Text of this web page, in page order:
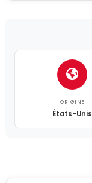
ORIGINE
États-Unis